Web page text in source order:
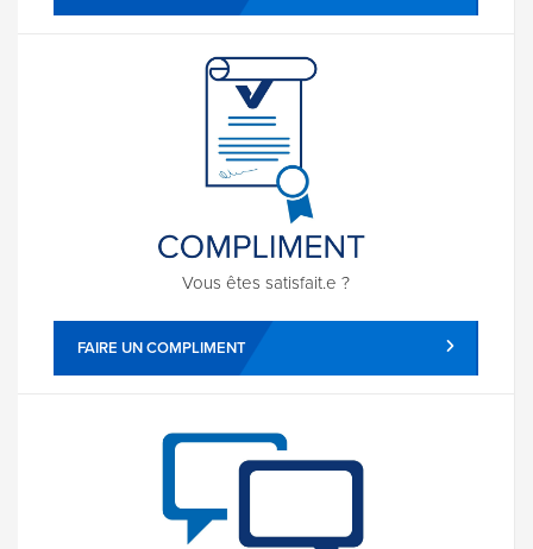
Vous êtes satisfait.e ?
FAIRE UN COMPLIMENT